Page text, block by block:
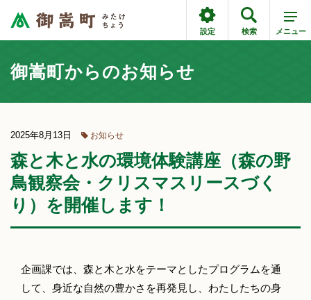
設定 検索 メニュー
御嵩町からのお知らせ
2025年8月13日 お知らせ
森と木と水の環境体験講座（森の野
鳥観察会・クリスマスリースづく
り）を開催します！
企画課では、森と木と水をテーマとしたプログラムを通
して、身近な自然の豊かさを再発見し、わたしたちの身